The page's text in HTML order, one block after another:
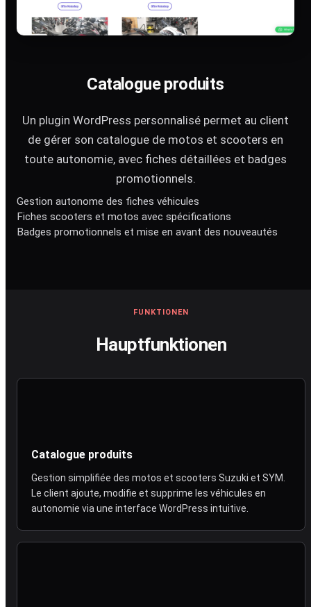
Catalogue produits
Un plugin WordPress personnalisé permet au client
de gérer son catalogue de motos et scooters en
toute autonomie, avec fiches détaillées et badges
promotionnels.
Gestion autonome des fiches véhicules
Fiches scooters et motos avec spécifications
Badges promotionnels et mise en avant des nouveautés
FUNKTIONEN
Hauptfunktionen
Catalogue produits
Gestion simplifiée des motos et scooters Suzuki et SYM.
Le client ajoute, modifie et supprime les véhicules en
autonomie via une interface WordPress intuitive.